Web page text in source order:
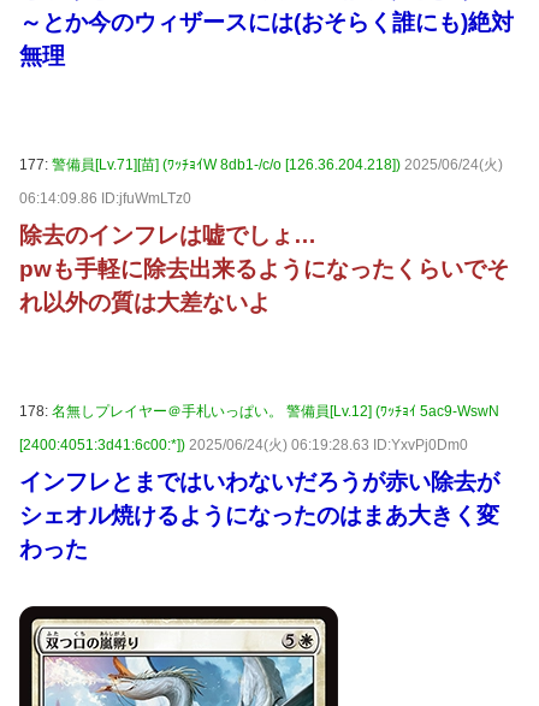
～とか今のウィザースには(おそらく誰にも)絶対
無理
177: 警備員[Lv.71][苗] (ﾜｯﾁｮｲW 8db1-/c/o [126.36.204.218]) 2025/06/24(火)
06:14:09.86 ID:jfuWmLTz0
除去のインフレは嘘でしょ…
pwも手軽に除去出来るようになったくらいでそ
れ以外の質は大差ないよ
178: 名無しプレイヤー＠手札いっぱい。 警備員[Lv.12] (ﾜｯﾁｮｲ 5ac9-WswN
[2400:4051:3d41:6c00:*]) 2025/06/24(火) 06:19:28.63 ID:YxvPj0Dm0
インフレとまではいわないだろうが赤い除去が
シェオル焼けるようになったのはまあ大きく変
わった